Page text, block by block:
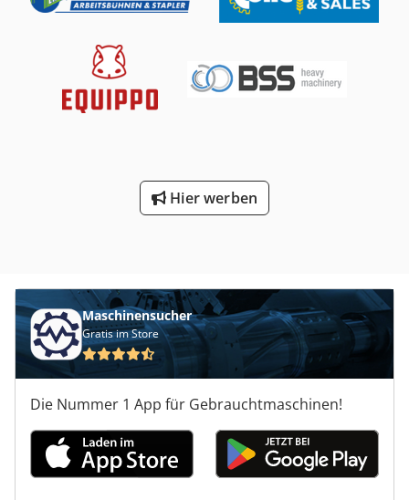
Zustand: sehr gut, Optischer Zustand: sehr gut,
Lieferbedingungen: EXW, Cjdpfx Ajnthvnoh Serf
Hier werben
Maschinensucher
Gratis im Store
Die Nummer 1 App für Gebrauchtmaschinen!